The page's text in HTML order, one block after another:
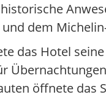
dem
das Hotel
öffnete das